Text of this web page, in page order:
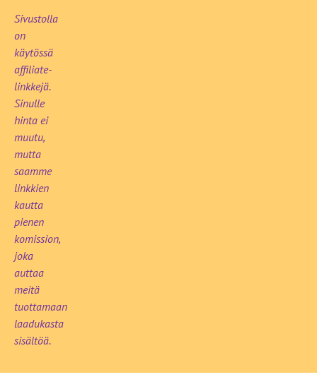
Sivustolla
on
käytössä
affiliate-
linkkejä.
Sinulle
hinta ei
muutu,
mutta
saamme
linkkien
kautta
pienen
komission,
joka
auttaa
meitä
tuottamaan
laadukasta
sisältöä.